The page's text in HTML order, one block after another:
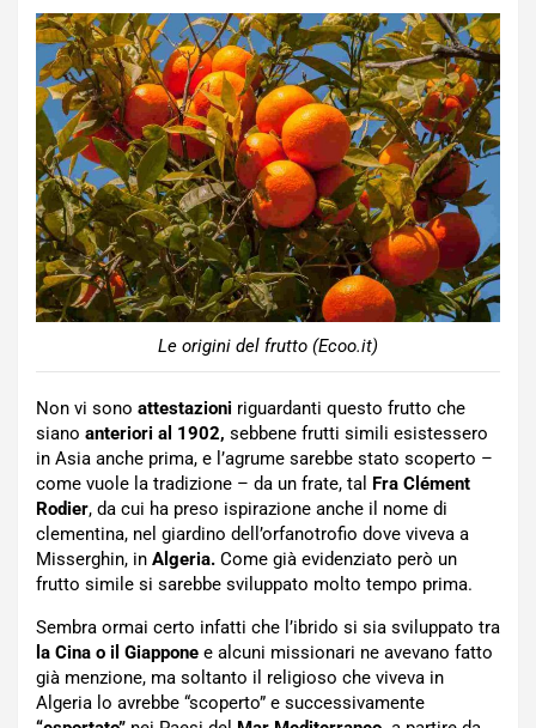
Le origini del frutto (Ecoo.it)
Non vi sono attestazioni riguardanti questo frutto che
siano anteriori al 1902, sebbene frutti simili esistessero
in Asia anche prima, e l’agrume sarebbe stato scoperto –
come vuole la tradizione – da un frate, tal
Fra Clément
Rodier, da cui ha preso ispirazione anche il nome di
clementina, nel giardino dell’orfanotrofio dove viveva a
Misserghin, in Algeria. Come già evidenziato però un
frutto simile si sarebbe sviluppato molto tempo prima.
Sembra ormai certo infatti che l’ibrido si sia sviluppato tra
la Cina o il Giappone e alcuni missionari ne avevano fatto
già menzione, ma soltanto il religioso che viveva in
Algeria lo avrebbe “scoperto” e successivamente